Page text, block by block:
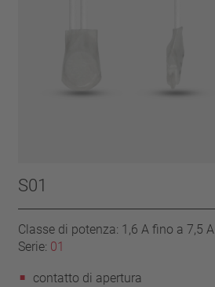
S01
Classe di potenza: 1,6 A fino a 7,5 A
Serie: 01
contatto di apertura